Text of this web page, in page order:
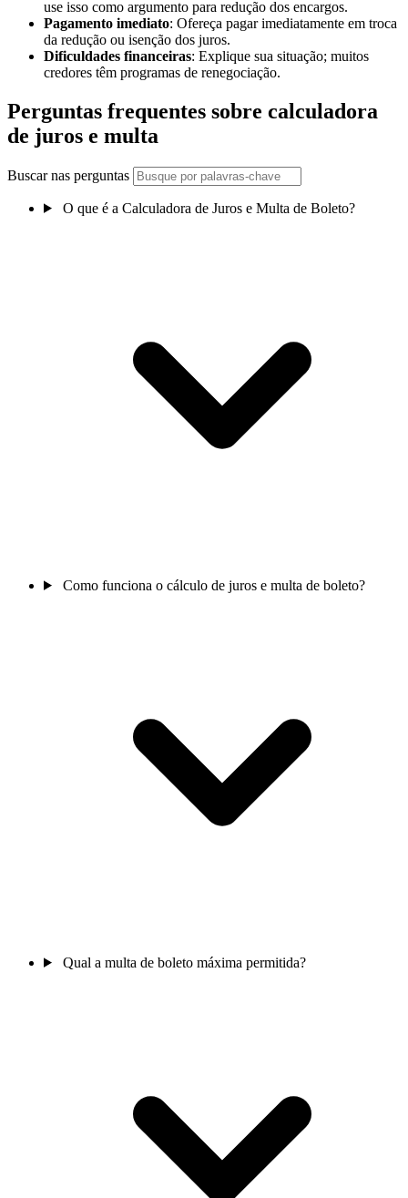
use isso como argumento para redução dos encargos.
Pagamento imediato: Ofereça pagar imediatamente em troca
da redução ou isenção dos juros.
Dificuldades financeiras: Explique sua situação; muitos
credores têm programas de renegociação.
Perguntas frequentes sobre calculadora
de juros e multa
Buscar nas perguntas
O que é a Calculadora de Juros e Multa de Boleto?
Como funciona o cálculo de juros e multa de boleto?
Qual a multa de boleto máxima permitida?